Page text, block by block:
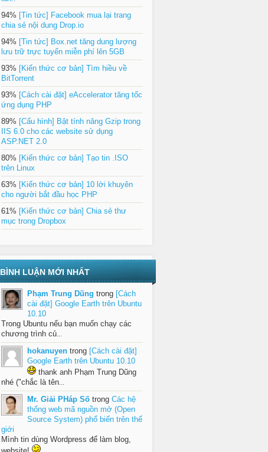
94% [Tin tức] Facebook mua lại trang
chia sẻ nội dung Drop.io
94% [Tin tức] Box.net tăng dung lượng
lưu trữ trực tuyến miễn phí lên 5GB
93% [Kiến thức cơ bản] Tìm hiều về
BitTorrent
93% [Cách cài đặt] eAccelerator tăng tốc
ứng dụng PHP
89% [Cấu hình] Bật tính năng Gzip trong
IIS 6.0 cho các website sử dụng
ASP.NET 2.0
80% [Kiến thức cơ bản] Tạo tin .ISO
trên Linux
63% [Kiến thức cơ bản] 10 lời khuyên
cho người bắt đầu học PHP
61% [Kiến thức cơ bản] Chia sẻ thư
mục trong Dropbox
BÌNH LUẬN MỚI NHẤT
Phạm Trung Dũng trong [Cách
cài đặt] Google Earth trên Ubuntu
10.10
Trong Ubuntu nếu bạn muốn chạy các
chương trình củ
hokanuyen trong [Cách cài đặt]
Google Earth trên Ubuntu 10.10
thank anh Phạm Trung Dũng
nhé ("chắc là tên
Mr. Giải PHáp Số trong Các hệ
thống web mã nguồn mở (Open
Source System) phổ biến trên thế
giới
Mình tin dùng Wordpress để làm blog,